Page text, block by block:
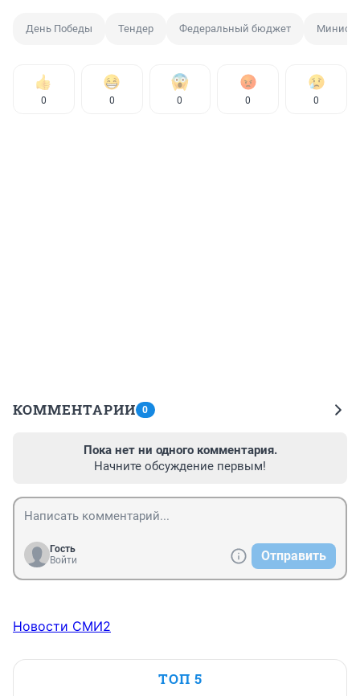
День Победы Тендер Федеральный бюджет
0 0 0 0 0
КОММЕНТАРИИ 0
Пока нет ни одного комментария.
Начните обсуждение первым!
Гость
Войти
Отправить
Новости СМИ2
ТОП 5